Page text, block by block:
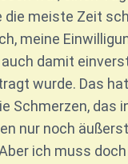
die meiste Zeit
meine
damit
wurde. Das
Schmerzen, das
nur noch
ich muss